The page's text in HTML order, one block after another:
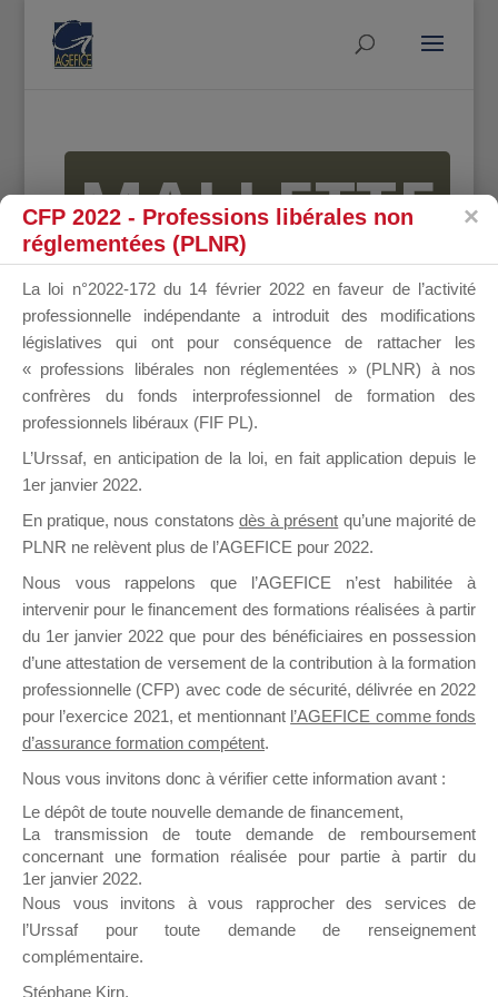
MALLETTE
DU
DIRIGEANT
il y a un mois
Ce groupe est destiné aux Organismes de
Formation qui souhaitent répondre à l’Appel à
Propositions Mallette du Dirigeant.
Ce groupe propose un forum dédié au support
sur lequel il est possible de laisser un message
ou poser une question.
NB : Il est nécessaire d’être
pouvoir rejoindre ce groupe
CFP 2022 - Professions libérales non
réglementées (PLNR)
La loi n°2022-172 du 14 février 2022 en faveur de l’activité
professionnelle indépendante a introduit des modifications
législatives qui ont pour conséquence de rattacher les
« professions libérales non réglementées » (PLNR) à nos
confrères du fonds interprofessionnel de formation des
professionnels libéraux (FIF PL).
L’Urssaf, en anticipation de la loi, en fait application depuis le
1er janvier 2022.
En pratique, nous constatons dès à présent qu’une majorité de
PLNR ne relèvent plus de l’AGEFICE pour 2022.
Nous vous rappelons que l’AGEFICE n’est habilitée à
intervenir pour le financement des formations réalisées à partir
du 1er janvier 2022 que pour des bénéficiaires en possession
d’une attestation de versement de la contribution à la formation
professionnelle (CFP) avec code de sécurité, délivrée en 2022
pour l’exercice 2021, et mentionnant l’AGEFICE comme fonds
d’assurance formation compétent.
Nous vous invitons donc à vérifier cette information avant :
Le dépôt de toute nouvelle demande de financement,
La transmission de toute demande de remboursement
concernant une formation réalisée pour partie à partir du
1er janvier 2022.
Nous vous invitons à vous rapprocher des services de
l’Urssaf pour toute demande de renseignement
complémentaire.
Stéphane Kirn,